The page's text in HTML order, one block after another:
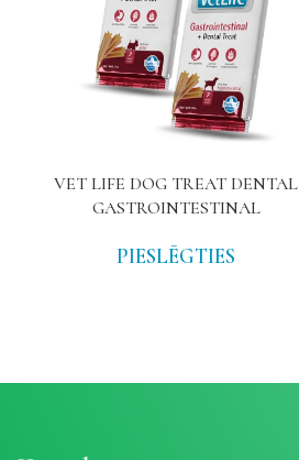
VET LIFE DOG TREAT DENTAL
GASTROINTESTINAL
PIESLĒGTIES